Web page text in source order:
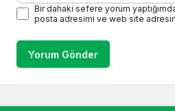
Bir dahaki sefere yorum
posta adresimi ve web site
Yorum Gönder